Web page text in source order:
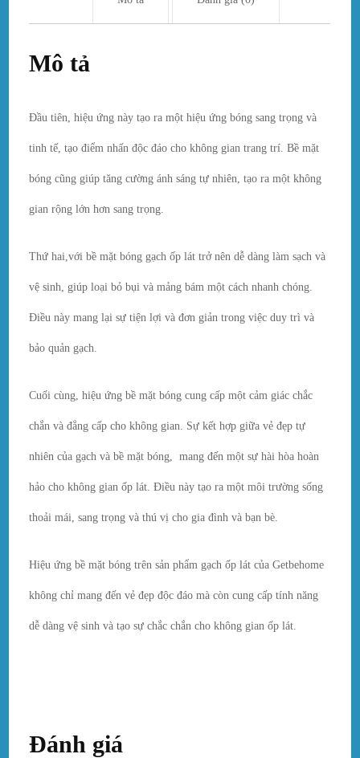
Mô tả
Đầu tiên, hiệu ứng này tạo ra một hiệu ứng bóng sang trọng và
tinh tế, tạo điểm nhấn độc đáo cho không gian trang trí. Bề mặt
bóng cũng giúp tăng cường ánh sáng tự nhiên, tạo ra một không
gian rộng lớn hơn sang trọng.
Thứ hai,với bề mặt bóng gạch ốp lát trở nên dễ dàng làm sạch và
vệ sinh, giúp loại bỏ bụi và mảng bám một cách nhanh chóng.
Điều này mang lại sự tiện lợi và đơn giản trong việc duy trì và
bảo quản gạch.
Cuối cùng, hiệu ứng bề mặt bóng cung cấp một cảm giác chắc
chắn và đẳng cấp cho không gian. Sự kết hợp giữa vẻ đẹp tự
nhiên của gạch và bề mặt bóng, mang đến một sự hài hòa hoàn
hảo cho không gian ốp lát. Điều này tạo ra một môi trường sống
thoải mái, sang trọng và thú vị cho gia đình và bạn bè.
Hiệu ứng bề mặt bóng trên sản phẩm gạch ốp lát của Getbehome
không chỉ mang đến vẻ đẹp độc đáo mà còn cung cấp tính năng
dễ dàng vệ sinh và tạo sự chắc chắn cho không gian ốp lát.
Đánh giá